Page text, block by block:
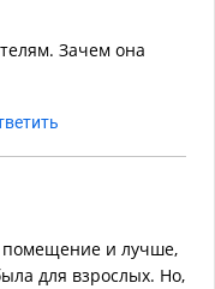
Зачем она
помещение и лучше,
для взрослых. Но,